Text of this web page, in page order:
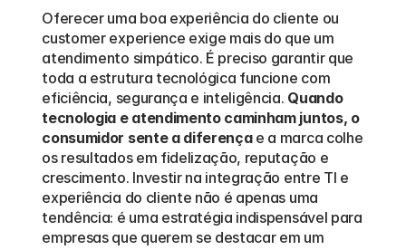
Oferecer uma boa experiência do cliente ou
customer experience exige mais do que um
atendimento simpático. É preciso garantir que
toda a estrutura tecnológica funcione com
eficiência, segurança e inteligência. Quando
tecnologia e atendimento caminham juntos, o
consumidor sente a diferença e a marca colhe
os resultados em fidelização, reputação e
crescimento. Investir na integração entre TI e
experiência do cliente não é apenas uma
tendência: é uma estratégia indispensável para
empresas que querem se destacar em um